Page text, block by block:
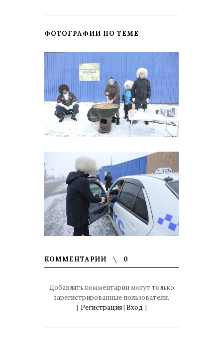
ФОТОГРАФИИ ПО ТЕМЕ
КОММЕНТАРИИ 0
Добавлять комментарии могут только
зарегистрированные пользователи.
[ Регистрация| Вход ]